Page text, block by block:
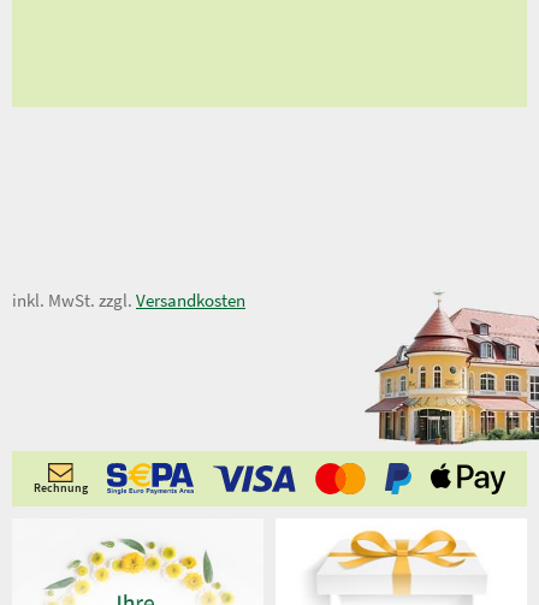
3,50 €
inkl. MwSt. zzgl. Versandkosten
Rechnung